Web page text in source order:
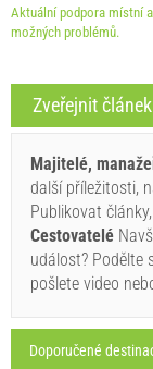
Pokud si nepřejete,
vyplňte je a klikněte
Aktuální podpora místní
možných problémů.
Zveřejnit článek
Majitelé,
další příležitosti,
Publikovat
Cestovatelé
událost? Podělte
pošlete video
Doporučené